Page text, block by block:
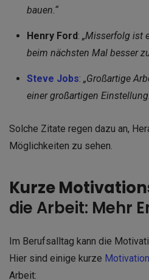
bauen.“
Henry Ford : „Misserfolg ist
beim nächsten Mal besser
Steve Jobs: „Großartige
einer großartigen
Solche Zitate regen dazu an,
Möglichkeiten zu sehen.
Kurze
die Arbeit: Mehr
Im Berufsalltag kann die
Hier sind einige kurze
Arbeit: